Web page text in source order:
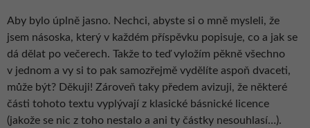
Aby bylo úplně jasno. Nechci, abyste si o mně mysleli, že
jsem násoska, který v každém příspěvku popisuje, co a jak se
dá dělat po večerech. Takže to teď vyložím pěkně všechno
v jednom a vy si to pak samozřejmě vydělíte aspoň dvaceti,
může být? Děkuji! Zároveň taky předem avizuji, že některé
části tohoto textu vyplývají z klasické básnické licence
(jakože se nic z toho nestalo a ani ty částky nesouhlasí…).